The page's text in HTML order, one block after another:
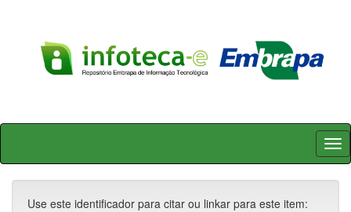
Skip
Use este identificador para citar ou linkar para este item: